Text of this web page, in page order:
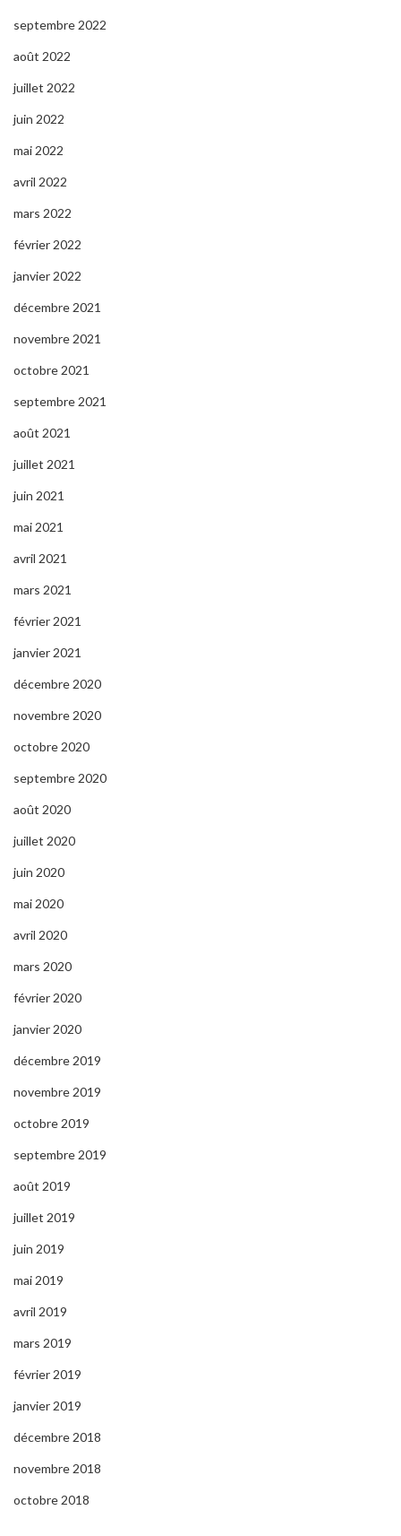
septembre 2022
août 2022
juillet 2022
juin 2022
mai 2022
avril 2022
mars 2022
février 2022
janvier 2022
décembre 2021
novembre 2021
octobre 2021
septembre 2021
août 2021
juillet 2021
juin 2021
mai 2021
avril 2021
mars 2021
février 2021
janvier 2021
décembre 2020
novembre 2020
octobre 2020
septembre 2020
août 2020
juillet 2020
juin 2020
mai 2020
avril 2020
mars 2020
février 2020
janvier 2020
décembre 2019
novembre 2019
octobre 2019
septembre 2019
août 2019
juillet 2019
juin 2019
mai 2019
avril 2019
mars 2019
février 2019
janvier 2019
décembre 2018
novembre 2018
octobre 2018